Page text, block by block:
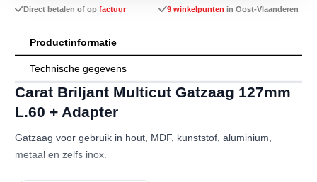
Direct betalen of op factuur 9 winkelpunten in Oost-Vlaanderen
Productinformatie
Technische gegevens
Carat Briljant Multicut Gatzaag 127mm
L.60 + Adapter
Gatzaag voor gebruik in hout, MDF, kunststof, aluminium,
metaal en zelfs inox.